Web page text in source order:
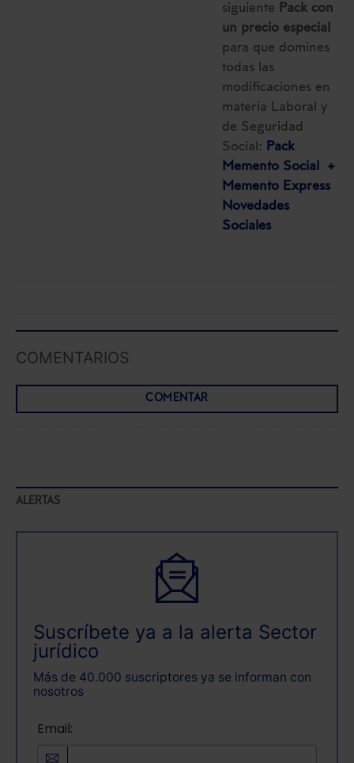
siguiente Pack con
un precio especial
para que domines
todas las
modificaciones en
materia Laboral y
de Seguridad
Social: Pack
Memento Social +
Memento Express
Novedades
Sociales
COMENTARIOS
COMENTAR
ALERTAS
Suscríbete ya a la alerta Sector
jurídico
Más de 40.000 suscriptores ya se informan con
nosotros
Email: